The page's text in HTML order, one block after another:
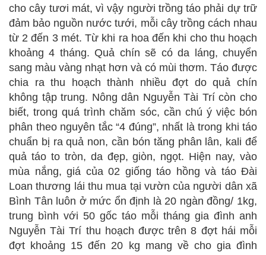
cho cây tươi mát, vì vậy người trồng táo phải dự trữ
đảm bảo nguồn nước tưới, mỗi cây trồng cách nhau
từ 2 đến 3 mét. Từ khi ra hoa đến khi cho thu hoạch
khoảng 4 tháng. Quả chín sẽ có da láng, chuyển
sang màu vàng nhạt hơn và có mùi thơm. Táo được
chia ra thu hoạch thành nhiều đợt do quả chín
không tập trung. Nông dân Nguyễn Tài Trí còn cho
biết, trong quá trình chăm sóc, cần chú ý việc bón
phân theo nguyên tắc “4 đúng”, nhất là trong khi táo
chuẩn bị ra quả non, cần bón tăng phân lân, kali để
quả táo to tròn, da đẹp, giòn, ngọt. Hiện nay, vào
mùa nắng, giá của 02 giống táo hồng và táo Đài
Loan thương lái thu mua tại vườn của người dân xã
Bình Tân luôn ở mức ổn định là 20 ngàn đồng/ 1kg,
trung bình với 50 gốc táo mỗi tháng gia đình anh
Nguyễn Tài Trí thu hoạch được trên 8 đợt hái mỗi
đợt khoảng 15 đến 20 kg mang về cho gia đình